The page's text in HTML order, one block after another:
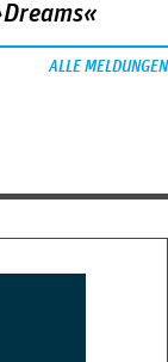
ALLE MELDUNGEN